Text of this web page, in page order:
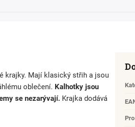
krajky. Mají klasický střih a jsou
oblečení. Kalhotky jsou
se nezarývají. Krajka dodává